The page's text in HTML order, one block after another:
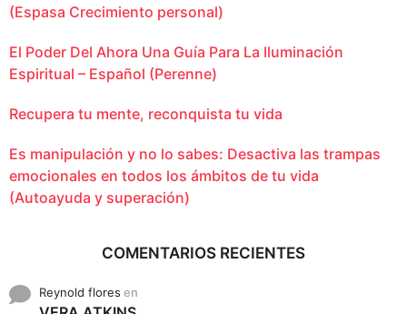
(Espasa Crecimiento personal)
El Poder Del Ahora Una Guía Para La Iluminación
Espiritual – Español (Perenne)
Recupera tu mente, reconquista tu vida
Es manipulación y no lo sabes: Desactiva las trampas
emocionales en todos los ámbitos de tu vida
(Autoayuda y superación)
COMENTARIOS RECIENTES
Reynold flores en